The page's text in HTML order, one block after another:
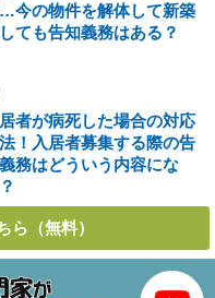
今の物件を解体して新築
ても告知義務はある？
者が病死した場合の対応
！入居者募集する際の告
務はどういう内容にな
ら（無料）